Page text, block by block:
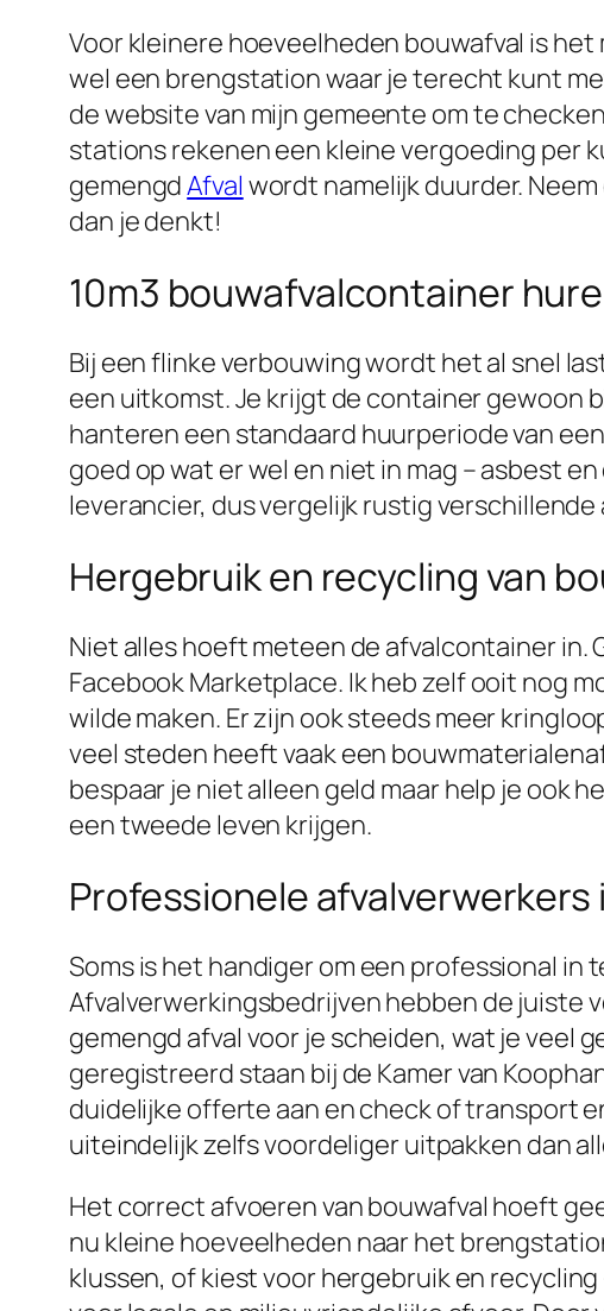
Voor kleinere hoeveelheden bouwafval is
wel een brengstation waar je terecht kunt
de website van mijn gemeente om te
stations rekenen een kleine vergoeding per
gemengdAfval wordt namelijk duurder.
dan je denkt!
10m3 bouwafvalcontainer
Bij een flinke verbouwing wordt het al snel
een uitkomst. Je krijgt de container gewoon
hanteren een standaard huurperiode van
goed op wat er wel en niet in mag – asbest
leverancier, dus vergelijk rustig
Hergebruik en recycling van
Niet alles hoeft meteen de afvalcontainer in.
Facebook Marketplace. Ik heb zelf ooit nog
wilde maken. Er zijn ook steeds meer
veel steden heeft vaak een
bespaar je niet alleen geld maar help je ook
een tweede leven krijgen.
Professionele
Soms is het handiger om een professional
Afvalverwerkingsbedrijven hebben de juiste
gemengd afval voor je scheiden, wat je veel
geregistreerd staan bij de Kamer van
duidelijke offerte aan en check of transport
uiteindelijk zelfs voordeliger uitpakken dan
Het correct afvoeren van bouwafval hoeft
nu kleine hoeveelheden naar het
klussen, of kiest voor hergebruik en